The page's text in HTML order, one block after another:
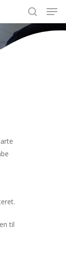
search
til
Close